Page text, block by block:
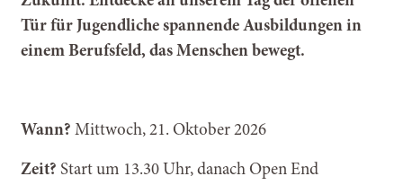
Tür für Jugendliche spannende Ausbildungen in
einem Berufsfeld, das Menschen bewegt.
Wann? Mittwoch, 21. Oktober 2026
Zeit? Start um 13.30 Uhr, danach Open End